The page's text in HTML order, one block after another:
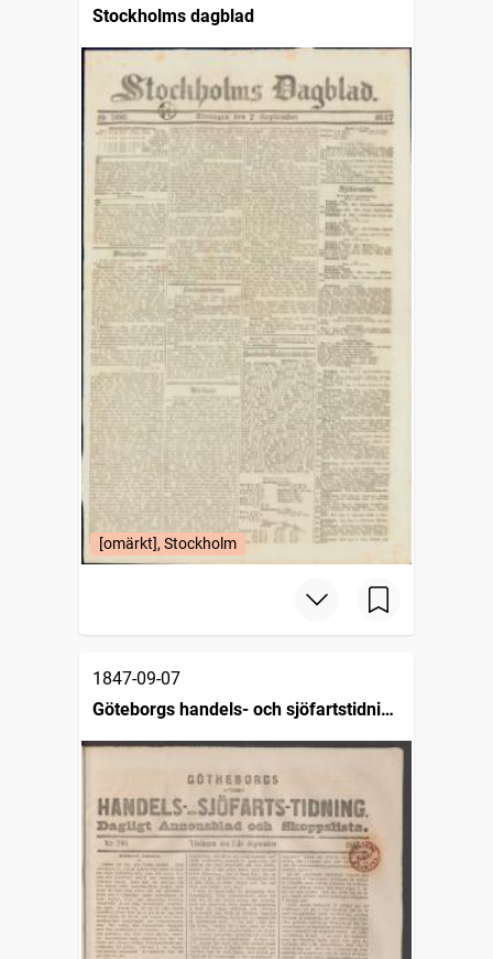
Stockholms dagblad
[omärkt], Stockholm
1847-09-07
Göteborgs handels- och sjöfartstidning
(1832)